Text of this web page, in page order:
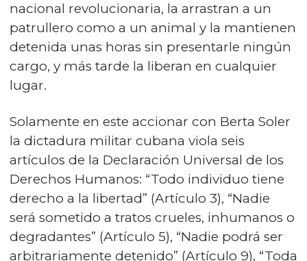
nacional revolucionaria, la arrastran a un
patrullero como a un animal y la mantienen
detenida unas horas sin presentarle ningún
cargo, y más tarde la liberan en cualquier
lugar.
Solamente en este accionar con Berta Soler
la dictadura militar cubana viola seis
artículos de la Declaración Universal de los
Derechos Humanos: “Todo individuo tiene
derecho a la libertad” (Artículo 3), “Nadie
será sometido a tratos crueles, inhumanos o
degradantes” (Artículo 5), “Nadie podrá ser
arbitrariamente detenido” (Artículo 9), “Toda